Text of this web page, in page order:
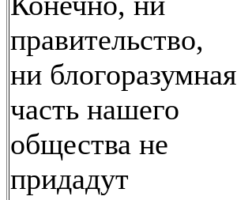
правительство,
ни блогоразумная
часть нашего
общества не
придадут